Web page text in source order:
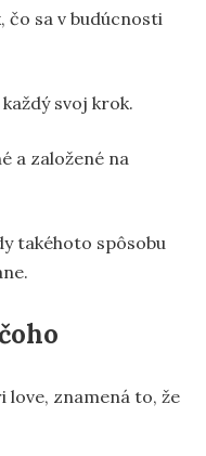
čo sa v budúcnosti
svoj krok.
a založené na
takéhoto spôsobu
love, znamená to, že